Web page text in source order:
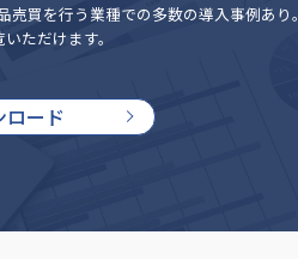
売買を行う業種での多数の導入事例あり。
ただけます。
ロード